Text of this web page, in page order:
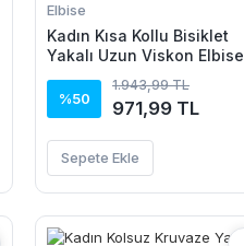
Elbise
Kadın Kısa Kollu Bisiklet
Yakalı Uzun Viskon Elbise
%50
1.943,99 TL
971,99 TL
Sepete Ekle